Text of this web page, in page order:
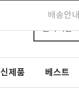
신제품 베스트
배송안내